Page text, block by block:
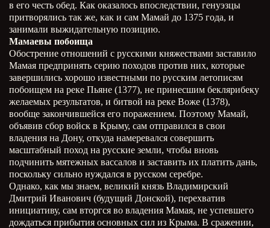
в его честь обед. Как оказалось впоследствии, генуэзцы
притворялись так же, как и сам Мамай до 1375 года, и
занимали выжидательную позицию.
Мамаевы побоища
Обострение отношений с русскими княжествами заставило
Мамая предпринять серию походов против них, которые
завершились хорошо известными по русским летописям
побоищем на реке Пьяне (1377), не принесшим беклярибеку
желаемых результатов, и битвой на реке Воже (1378),
вообще закончившейся его поражением. Поэтому Мамай,
объявив сбор войск в Крыму, сам отправился в свои
владения на Дону, откуда намеревался совершить
масштабный поход на русские земли, чтобы вновь
подчинить мятежных вассалов и заставить их платить дань,
поскольку сильно нуждался в русском серебре.
Однако, как мы знаем, великий князь Владимирский
Дмитрий Иванович (будущий Донской), перехватив
инициативу, сам вторгся во владения Мамая, не успевшего
дождаться прибытия основных сил из Крыма. В сражении,